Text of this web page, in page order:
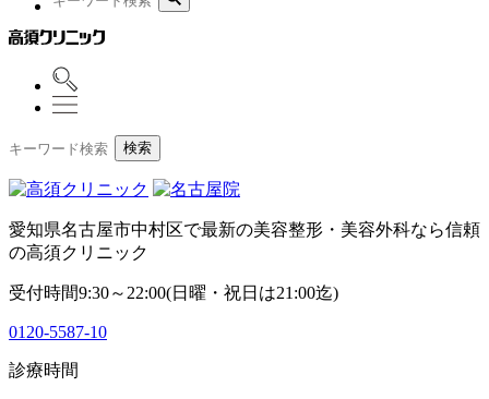
検索
愛知県名古屋市中村区で最新の美容整形・美容外科なら信頼
の高須クリニック
受付時間9:30～22:00(日曜・祝日は21:00迄)
0120-5587-10
診療時間